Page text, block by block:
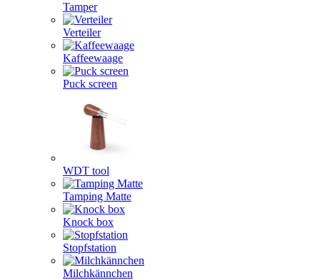
Tamper
Verteiler
Kaffeewaage
Puck screen
WDT tool
Tamping Matte
Knock box
Stopfstation
Milchkännchen